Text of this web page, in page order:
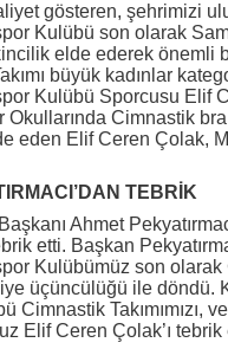
gösteren, şehrimizi
Kulübü son olarak
elde ederek önemli
büyük kadınlar
Kulübü Sporcusu Elif
Cimnastik
eden Elif Ceren Çolak,
TEBRİK
Ahmet
etti. Başkan
Kulübümüz son
üçüncülüğü ile döndü.
Cimnastik Takımımızı,
Elif Ceren Çolak’ı